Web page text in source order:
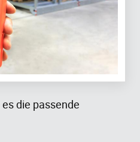
die passende